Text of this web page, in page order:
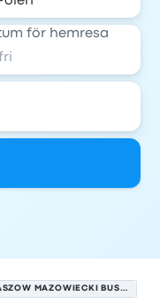
för hemresa
HELSINGFORS TILL TOMASZOW MAZOWIECKI BUSSAR